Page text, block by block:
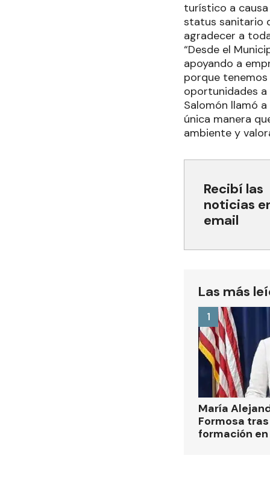
turístico a
status sanitario
agradecer a
“Desde el
apoyando a
porque
oportunidades
Salomón llamó
única manera
ambiente y
Recibí las
noticias
email
Las más
María
Formosa
formación
1